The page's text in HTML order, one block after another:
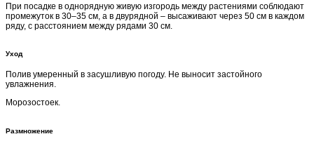
При посадке в однорядную живую изгородь между растениями соблюдают
промежуток в 30–35 см, а в двурядной – высаживают через 50 см в каждом
ряду, с расстоянием между рядами 30 см.
Уход
Полив умеренный в засушливую погоду. Не выносит застойного
увлажнения.
Морозостоек.
Размножение